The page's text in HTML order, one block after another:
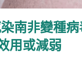
南非變種
用或減弱